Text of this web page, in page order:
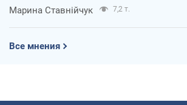
Марина Ставнійчук 7,2 т.
Все мнения